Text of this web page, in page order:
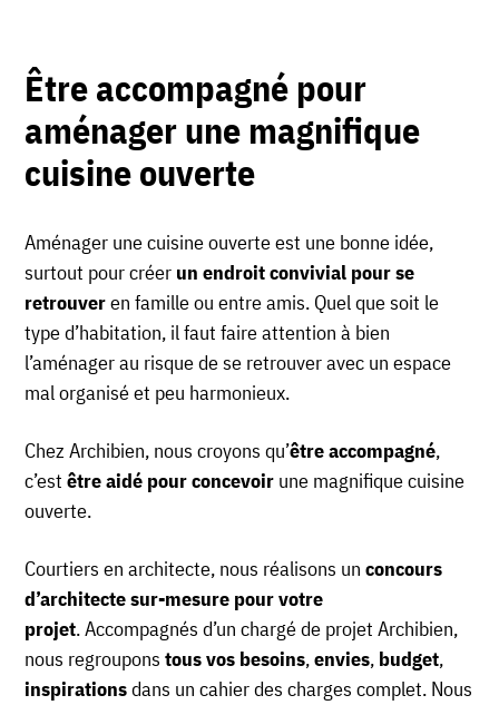
Être accompagné pour
aménager une magnifique
cuisine ouverte
Aménager une cuisine ouverte est une bonne idée,
surtout pour créer un endroit convivial pour se
retrouveren famille ou entre amis. Quel que soit le
type d’habitation, il faut faire attention à bien
l’aménager au risque de se retrouver avec un espace
mal organisé et peu harmonieux.
Chez Archibien, nous croyons qu’être accompagné,
c’estêtre aidé pour concevoir une magnifique cuisine
ouverte.
Courtiers en architecte, nous réalisons unconcours
d’architecte sur-mesure pour votre
projet. Accompagnés d’un chargé de projet Archibien,
nous regrouponstous vos besoins,envies, budget,
inspirationsdans un cahier des charges complet. Nous